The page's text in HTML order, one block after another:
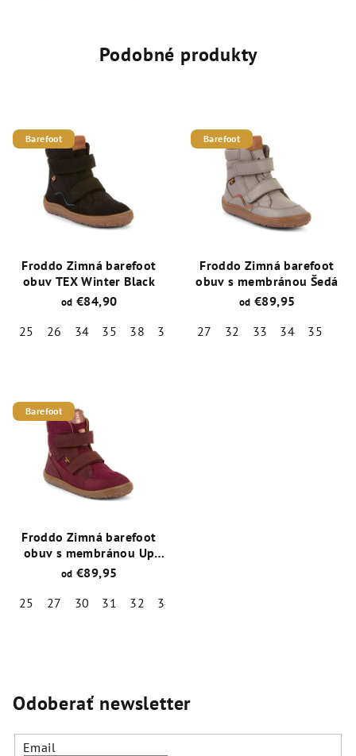
hviezdičiek.
Podobné produkty
Barefoot
Froddo Zimná barefoot
obuv TEX Winter Black
od €84,90
25
26 34 35 38
39
5,0
z
5
hviezdičiek.
Barefoot
Froddo Zimná barefoot
obuv s membránou Šedá
od €89,95
27
32 33 34
35
Barefoot
Froddo Zimná barefoot
obuv s membránou Up
Tex Winter Bordó
od €89,95
25
27 30 31 32 34
5,0
z
Odoberať newsletter
Email